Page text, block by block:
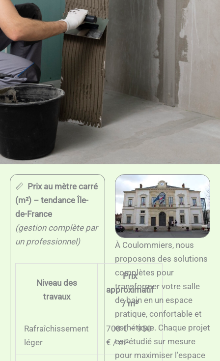
📏 Prix au mètre carré
(m²) – tendance Île-
de-France
(gestion complète par
un professionnel)
Niveau des
travaux
Prix
approximatif
/ m²
Rafraîchissement
léger
700 € – 950
€ / m²
À Coulommiers, nous
proposons des solutions
complètes pour
transformer votre salle
de bain en un espace
pratique, confortable et
esthétique. Chaque projet
est étudié sur mesure
pour maximiser l’espace